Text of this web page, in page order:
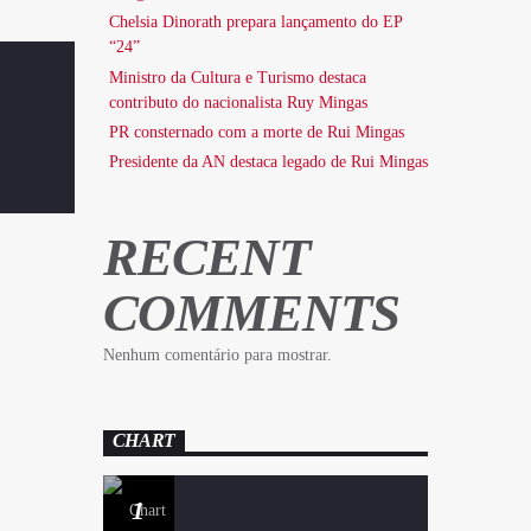
Chelsia Dinorath prepara lançamento do EP
“24”
Ministro da Cultura e Turismo destaca
contributo do nacionalista Ruy Mingas
PR consternado com a morte de Rui Mingas
Presidente da AN destaca legado de Rui Mingas
RECENT
COMMENTS
Nenhum comentário para mostrar.
CHART
1